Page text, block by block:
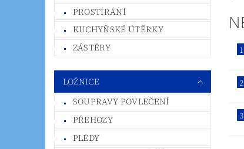
PROSTÍRÁNÍ
KUCHYŇSKÉ ÚTĚRKY
ZÁSTĚRY
LOŽNICE
SOUPRAVY POVLEČENÍ
PŘEHOZY
PLÉDY